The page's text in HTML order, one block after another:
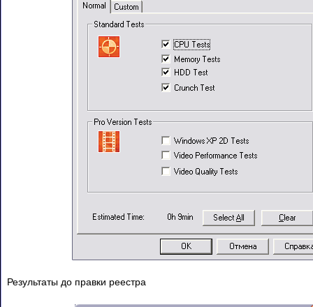
Результаты до правки реестра